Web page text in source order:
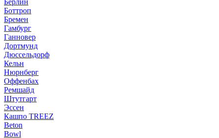
Боттроп
Бремен
Гамбург
Ганновер
Дортмунд
Дюссельдорф
Кельн
Нюрнберг
Оффенбах
Ремшайд
Штутгарт
Эссен
Кашпо TREEZ
Beton
Bowl